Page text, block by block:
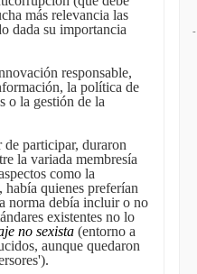
más relevancia las
dada su importancia
responsable,
la política de
o la gestión de la
participar, duraron
la variada membresía
como la
había quienes preferían
norma debía incluir o no
existentes no lo
no sexista (entorno a
aunque quedaron
-